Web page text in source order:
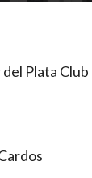
Plata Club